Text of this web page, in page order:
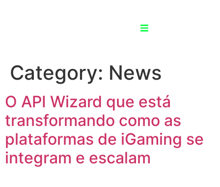
NoticiasContatoLanguage
Switcher
Category: News
O API Wizard que está
transformando como as
plataformas de iGaming se
integram e escalam